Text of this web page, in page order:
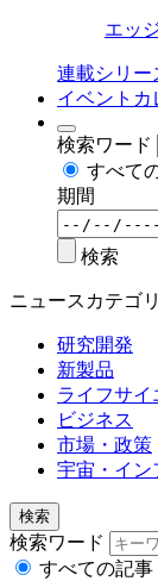
エッ
連載シリー
イベントカ
検索ワード
すべて
期間
検索
ニュースカテゴ
研究開発
新製品
ライフサイ
ビジネス
市場・政策
宇宙・イン
検索
検索ワード
すべての記事